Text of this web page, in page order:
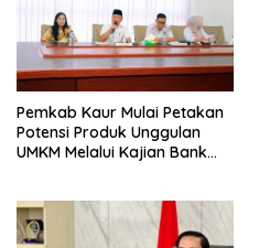
Pemkab Kaur Mulai Petakan
Potensi Produk Unggulan
UMKM Melalui Kajian Bank